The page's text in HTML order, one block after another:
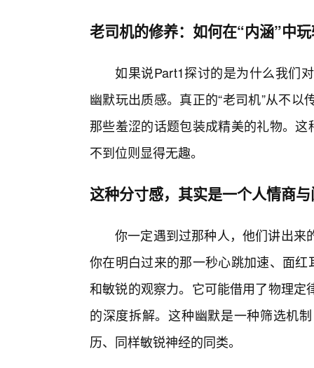
老司机的修养：如何在“内涵”中
如果说Part1探讨的是为什么我们
幽默玩出质感。真正的“老司机”从不
那些羞涩的话题包装成精美的礼物。
不到位则显得无趣。
这种分寸感，其实是一个人情商
你一定遇到过那种人，他们讲出来
你在明白过来的那一秒心跳加速、面
和敏锐的观察力。它可能借用了物理
的深度拆解。这种幽默是一种筛选机
历、同样敏锐神经的同类。